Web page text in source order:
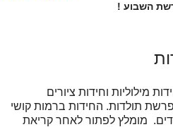
השבוע !
מילוליות וחידות ציורים
תולדות. החידות ברמות קושי
מומלץ לפתור לאחר קריאת